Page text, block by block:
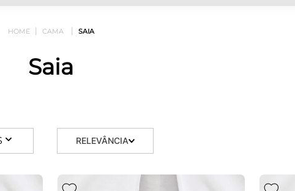
CAMA SAIA
Saia
RELEVÂNCIA